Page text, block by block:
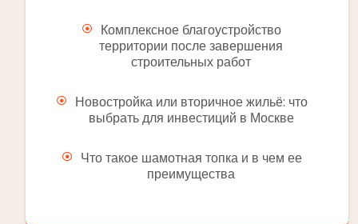
Комплексное благоустройство
территории после завершения
строительных работ
Новостройка или вторичное жильё: что
выбрать для инвестиций в Москве
Что такое шамотная топка и в чем ее
преимущества